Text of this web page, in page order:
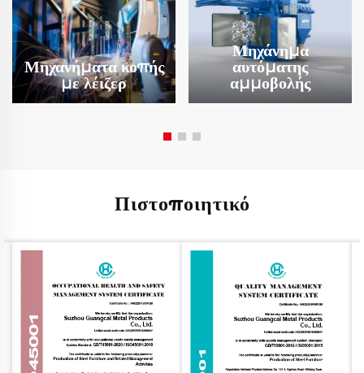
Μηχανήματα κοπής
με λέιζερ
Μηχάνημα
αυτόματης
αμμοβολής
Πιστοποιητικό